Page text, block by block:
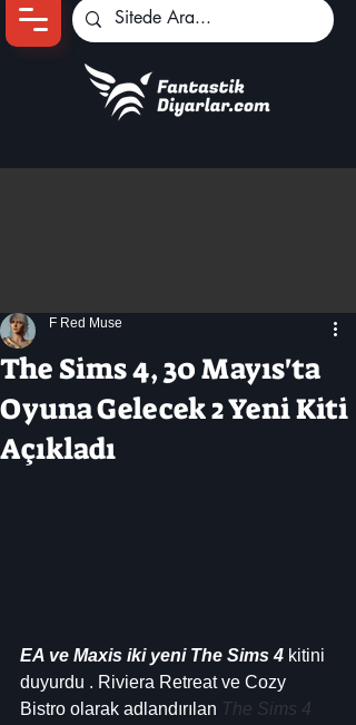
Black Desert
Dizi-Film Haberleri
The Sims 4, 30 Mayıs'ta
Oyuna Gelecek 2 Yeni Kiti
Açıkladı
F Red Muse
EA ve Maxis iki yeni The Sims 4 kitini
duyurdu . Riviera Retreat ve Cozy
Bistro olarak adlandırılan The Sims 4